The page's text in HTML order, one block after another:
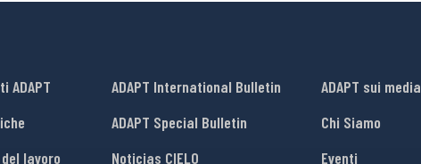
ADAPT
lavoro
ADAPT International Bulletin
ADAPT Special Bulletin
Noticias CIELO
ADAPT sui media
Chi Siamo
Eventi